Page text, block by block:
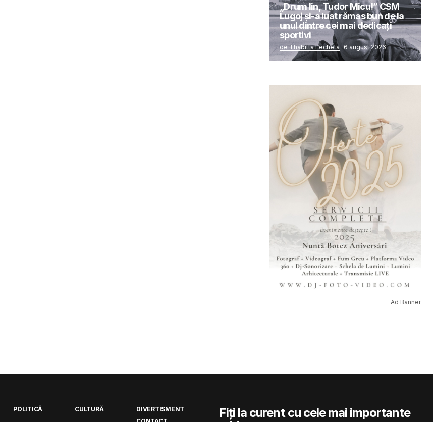
„Drum lin, Tudor Micu!” CSM
Lugoj și-a luat rămas bun de la
unul dintre cei mai dedicați
sportivi
de Thabitta Fecheta 6 august 2026
Ad Banner
POLITICĂ CULTURĂ
DIVERTISMENT
Fiți la curent cu cele mai importante